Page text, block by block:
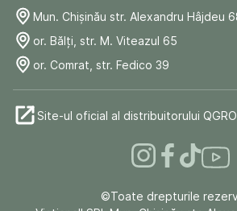
Mun. Chişinău str. Alexandru Hâjdeu
or. Bălți, str. M. Viteazul 65
or. Comrat, str. Fedico 39
Site-ul oficial al distribuitorului
©Toate drepturile